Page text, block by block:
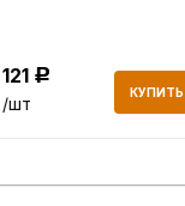
121 Р
/шт
КУПИТЬ